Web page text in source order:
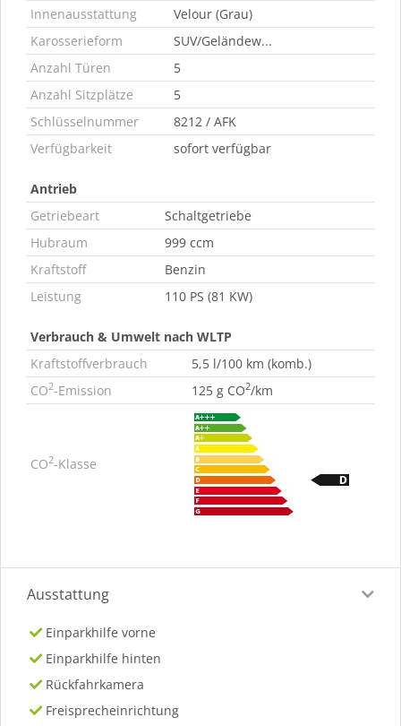
Innenausstattung
Velour (Grau)
Karosserieform
SUV/Geländew...
Anzahl Türen
5
Anzahl Sitzplätze
5
Schlüsselnummer
8212 / AFK
Verfügbarkeit
sofort verfügbar
Antrieb
Getriebeart
Schaltgetriebe
Hubraum
999 ccm
Kraftstoff
Benzin
Leistung
110 PS (81 KW)
Verbrauch & Umwelt nach WLTP
Kraftstoffverbrauch
5,5 l/100 km (komb.)
CO2-Emission 125 g CO2/km
CO2-Klasse
Ausstattung
Einparkhilfe vorne
Einparkhilfe hinten
Rückfahrkamera
Freisprecheinrichtung